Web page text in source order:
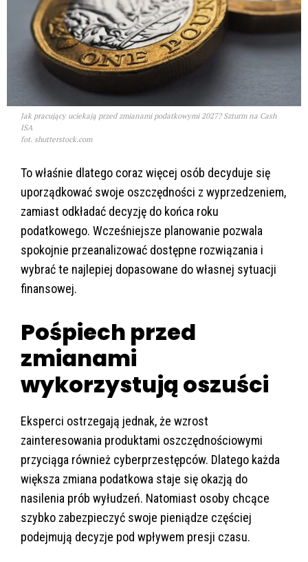
Jak pracujący uciekają przed zmianami podatkowymi 2027? Szturm na Cash
ISA
fot. shutterstock.com
To właśnie dlatego coraz więcej osób decyduje się
uporządkować swoje oszczędności z wyprzedzeniem,
zamiast odkładać decyzję do końca roku
podatkowego. Wcześniejsze planowanie pozwala
spokojnie przeanalizować dostępne rozwiązania i
wybrać te najlepiej dopasowane do własnej sytuacji
finansowej.
Pośpiech przed
zmianami
wykorzystują oszuści
Eksperci ostrzegają jednak, że wzrost
zainteresowania produktami oszczędnościowymi
przyciąga również cyberprzestępców. Dlatego każda
większa zmiana podatkowa staje się okazją do
nasilenia prób wyłudzeń. Natomiast osoby chcące
szybko zabezpieczyć swoje pieniądze częściej
podejmują decyzje pod wpływem presji czasu.